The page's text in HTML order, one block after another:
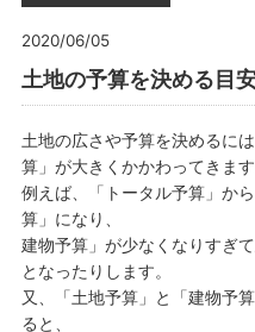
2020/06/05
土地の予算を決める目
土地の広さや予算を決めるに
算」が大きくかかわってきます
例えば、「トータル予算」か
算」になり、
建物予算」が少なくなりすぎ
となったりします。
又、「土地予算」と「建物予
ると、